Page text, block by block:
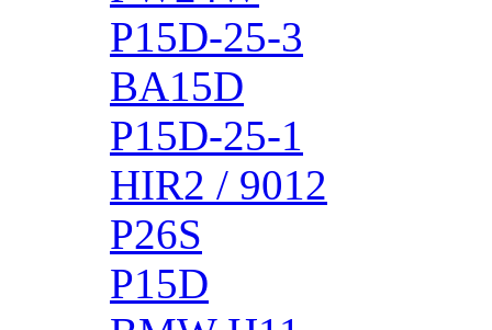
P15D-25-3
BA15D
P15D-25-1
HIR2 / 9012
P26S
P15D